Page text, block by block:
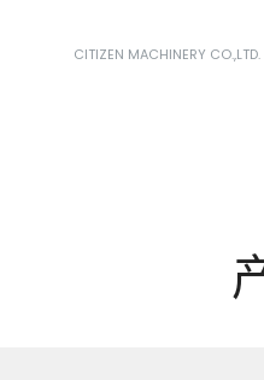
CITIZEN MACHINERY CO.,LTD.